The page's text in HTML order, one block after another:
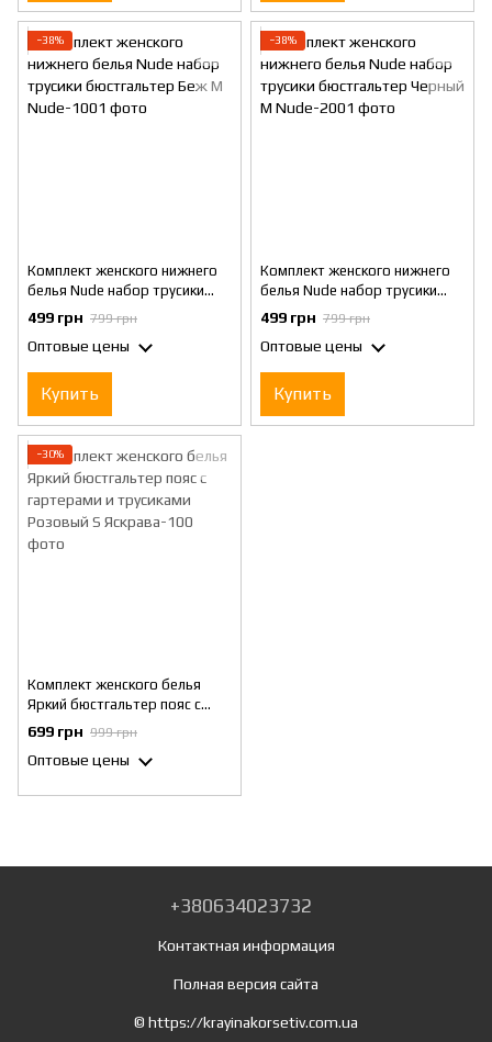
−38%
Комплект женского нижнего
белья Nude набор трусики
бюстгальтер Беж М
499 грн 799 грн
Оптовые цены
Купить
−38%
Комплект женского нижнего
белья Nude набор трусики
бюстгальтер Черный М
499 грн 799 грн
Оптовые цены
Купить
−30%
Комплект женского белья
Яркий бюстгальтер пояс с
гартерами и трусиками
Розовый S
699 грн 999 грн
Оптовые цены
+380634023732
Контактная информация
Полная версия сайта
© https://krayinakorsetiv.com.ua